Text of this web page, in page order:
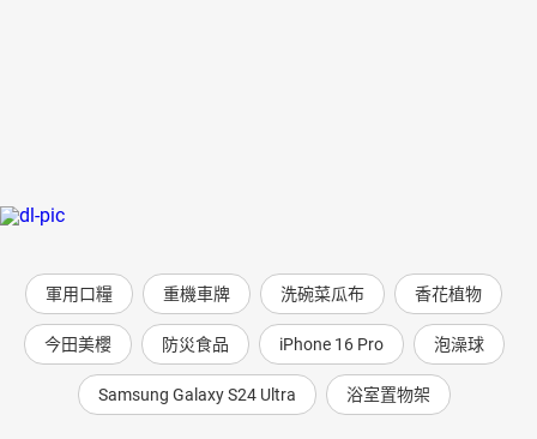
軍用口糧 重機車牌 洗碗菜瓜布 香花植物
今田美櫻 防災食品 iPhone 16 Pro 泡澡球
Samsung Galaxy S24 Ultra 浴室置物架